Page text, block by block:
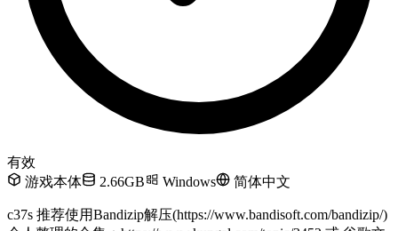
有效
游戏本体
2.66GB Windows 简体中文
c37s 推荐使用Bandizip解压(https://www.bandisoft.com/bandizip/)